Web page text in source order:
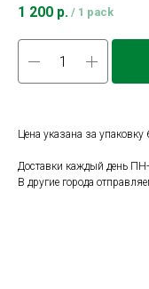
1 200 р. / 1 pack
Цена указана за
Доставки каждый день
В другие города